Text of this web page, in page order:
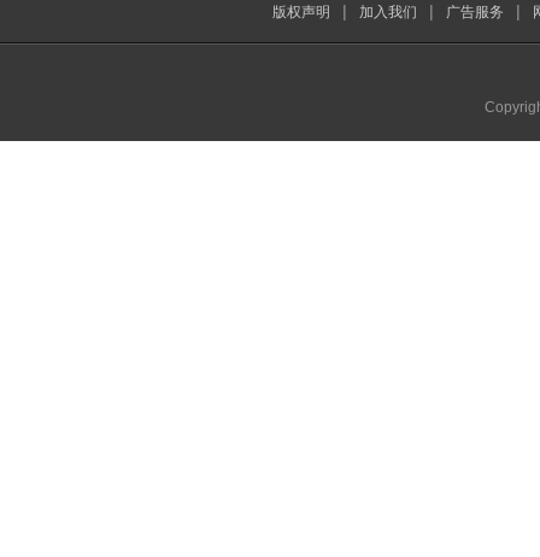
版权声明 | 加入我们 | 广告服务 |